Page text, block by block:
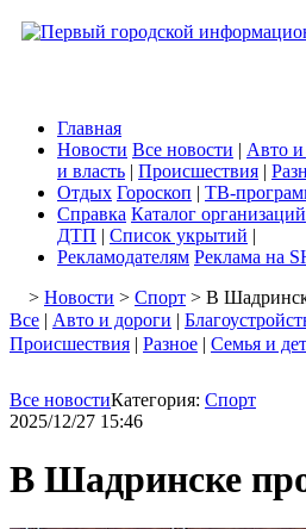
Главная
Новости Все новости | Авто и
и власть | Происшествия |
Отдых Гороскоп | ТВ-
Справка Каталог организаций
ДТП | Список укрытий |
Рекламодателям Реклама на
> Новости > Спорт > В
Все | Авто и дороги |
Происшествия | Разное | Семья и
Все новостиКатегория: Спорт
2025/12/27 15:46
В Шадринске